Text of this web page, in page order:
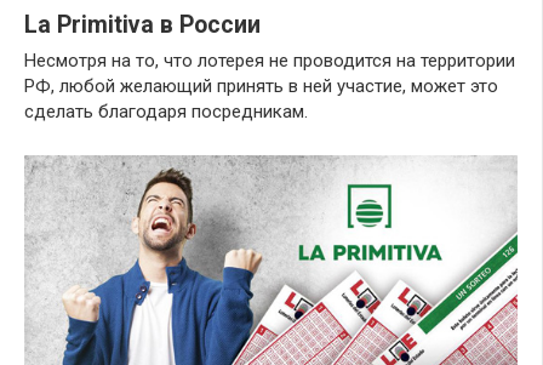
La Primitiva в России
Несмотря на то, что лотерея не проводится на территории
РФ, любой желающий принять в ней участие, может это
сделать благодаря посредникам.